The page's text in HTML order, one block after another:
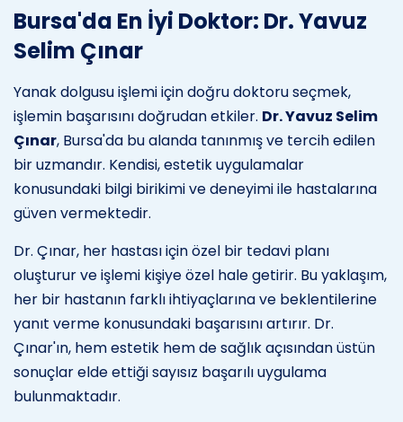
Bursa'da En İyi Doktor: Dr. Yavuz
Selim Çınar
Yanak dolgusu işlemi için doğru doktoru seçmek,
işlemin başarısını doğrudan etkiler. Dr. Yavuz Selim
Çınar, Bursa'da bu alanda tanınmış ve tercih edilen
bir uzmandır. Kendisi, estetik uygulamalar
konusundaki bilgi birikimi ve deneyimi ile hastalarına
güven vermektedir.
Dr. Çınar, her hastası için özel bir tedavi planı
oluşturur ve işlemi kişiye özel hale getirir. Bu yaklaşım,
her bir hastanın farklı ihtiyaçlarına ve beklentilerine
yanıt verme konusundaki başarısını artırır. Dr.
Çınar'ın, hem estetik hem de sağlık açısından üstün
sonuçlar elde ettiği sayısız başarılı uygulama
bulunmaktadır.